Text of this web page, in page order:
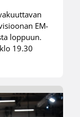
EM-
loppuun.
19.30